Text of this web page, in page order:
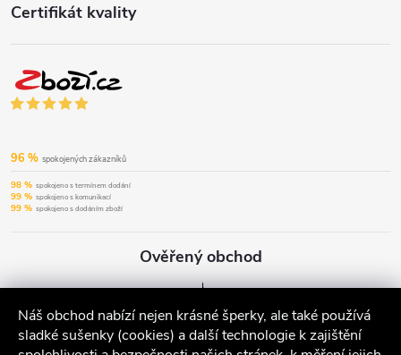
Náš obchod nabízí nejen krásné šperky, ale také používá
sladké sušenky (cookies) a další technologie k zajištění
Certifikát kvality
96 % spokojených zákazníků
98 % spokojeno s termínem dodání
99 % spokojeno s komunikací
99 % spokojeno s dodáním zboží
Ověřený obchod